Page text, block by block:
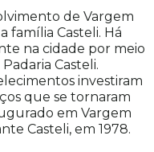
de Vargem
família Casteli. Há
na cidade por meio
Casteli.
investiram
que se tornaram
em Vargem
Casteli, em 1978.